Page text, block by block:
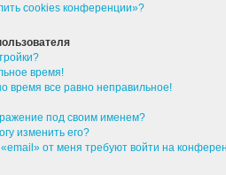
cookies конференции»?
время!
время все равно неправильное!
под своим именем?
изменить его?
от меня требуют войти на